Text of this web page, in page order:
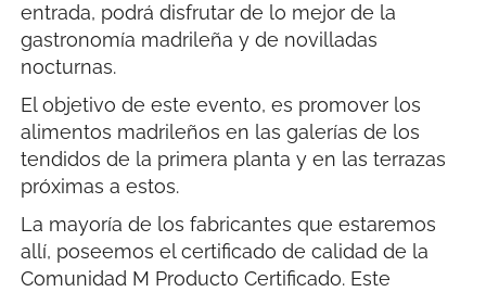
entrada, podrá disfrutar de lo mejor de la
gastronomía madrileña y de novilladas
nocturnas.
El objetivo de este evento, es promover los
alimentos madrileños en las galerías de los
tendidos de la primera planta y en las terrazas
próximas a estos.
La mayoría de los fabricantes que estaremos
allí, poseemos el certificado de calidad de la
Comunidad M Producto Certificado. Este